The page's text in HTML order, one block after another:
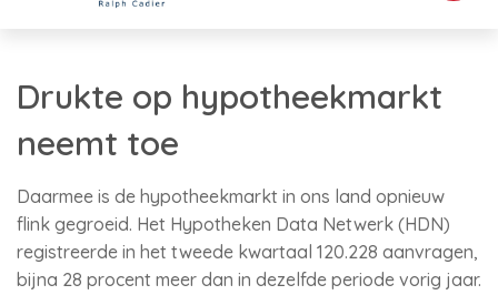
Drukte op hypotheekmarkt
neemt toe
Daarmee is de hypotheekmarkt in ons land opnieuw
flink gegroeid. Het Hypotheken Data Netwerk (HDN)
registreerde in het tweede kwartaal 120.228 aanvragen,
bijna 28 procent meer dan in dezelfde periode vorig jaar.